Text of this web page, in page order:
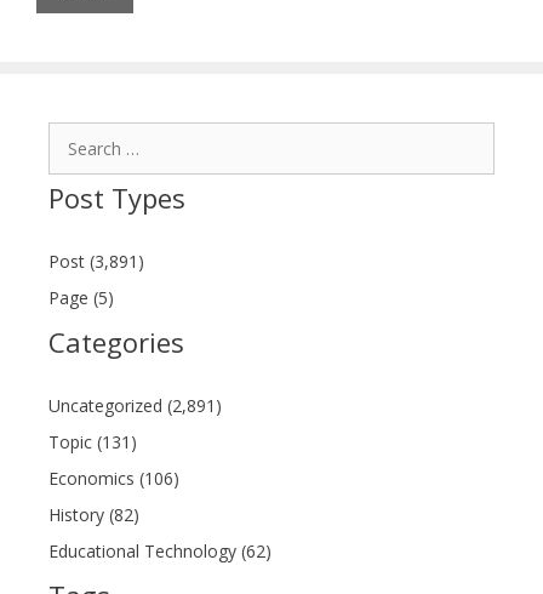
Post Types
Post (3,891)
Page (5)
Categories
Uncategorized (2,891)
Topic (131)
Economics (106)
History (82)
Educational Technology (62)